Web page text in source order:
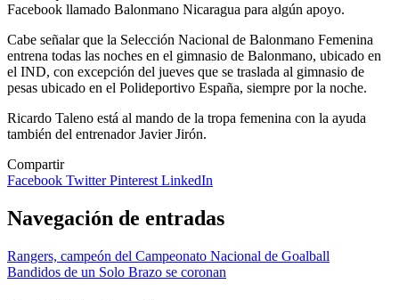
Facebook llamado Balonmano Nicaragua para algún apoyo.
Cabe señalar que la Selección Nacional de Balonmano Femenina
entrena todas las noches en el gimnasio de Balonmano, ubicado en
el IND, con excepción del jueves que se traslada al gimnasio de
pesas ubicado en el Polideportivo España, siempre por la noche.
Ricardo Taleno está al mando de la tropa femenina con la ayuda
también del entrenador Javier Jirón.
Compartir
Facebook TwitterPinterest LinkedIn
Navegación de entradas
Rangers, campeón del Campeonato Nacional de Goalball
Bandidos de un Solo Brazo se coronan